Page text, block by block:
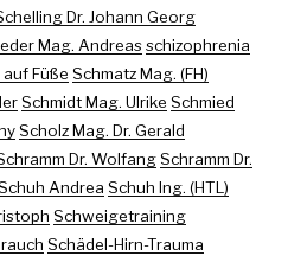
Dr. Johann Georg
Mag. Andreasschizophrenia
Füße Schmatz Mag. (FH)
Schmidt Mag. Ulrike Schmied
Scholz Mag. Dr. Gerald
Dr. WolfangSchramm Dr.
Andrea Schuh Ing. (HTL)
Schweigetraining
Schädel-Hirn-Trauma